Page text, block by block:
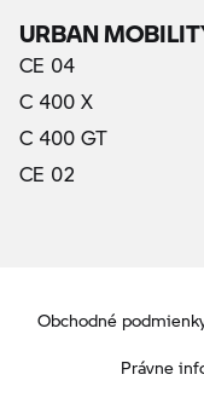
URBAN
CE 04
C 400 X
C 400 GT
CE 02
Obchodné
Právne